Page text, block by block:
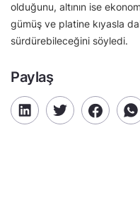
olduğunu, altının ise
gümüş ve platine kıyasla
sürdürebileceğini söyledi.
Paylaş